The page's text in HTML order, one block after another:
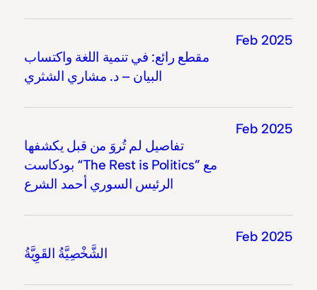
مقطع رائع: في تنمية اللغة واكتساب
البيان – د. مشاري الشثري
Feb 2025
تفاصيل لم تُروَ من قبل يكشفها
بودكاست “The Rest is Politics” مع
الرئيس السوري أحمد الشرع
Feb 2025
الشَّخْصِيَّةُ القَوِيَّةُ
Feb 2025